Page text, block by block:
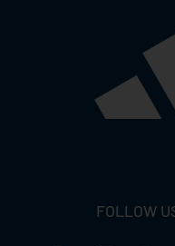
FOLLOW